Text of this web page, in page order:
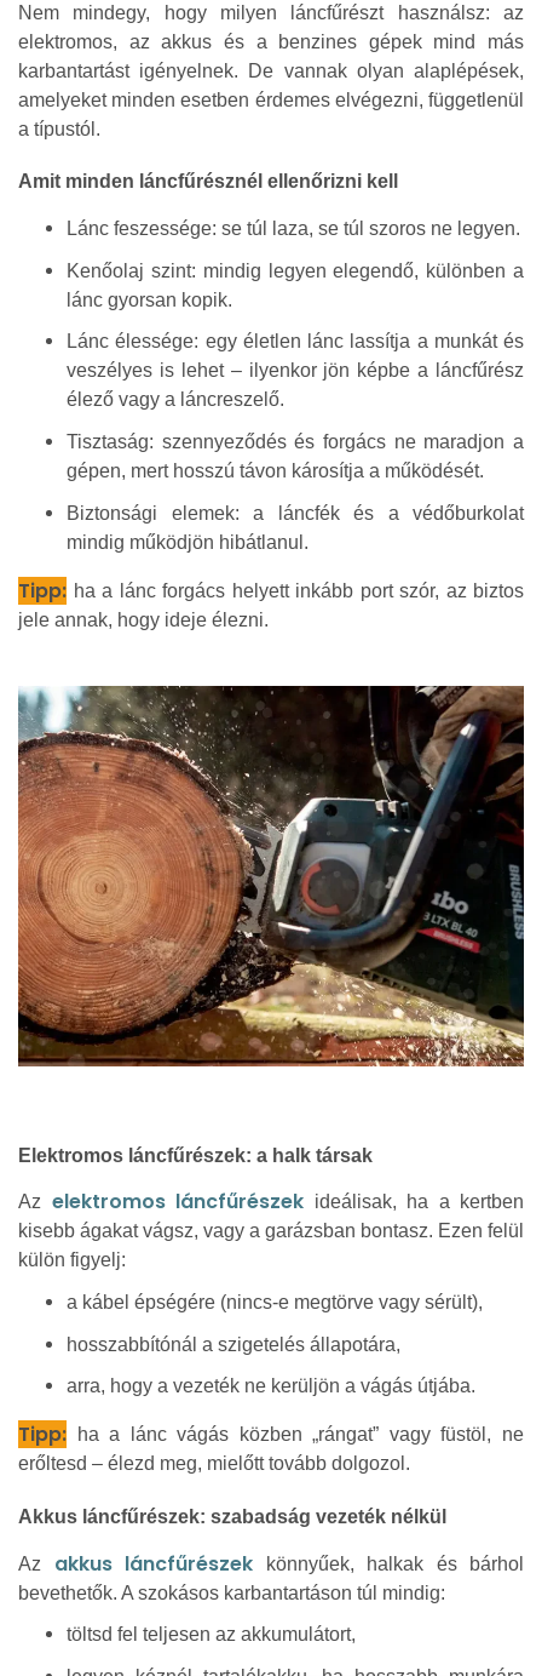
Nem mindegy, hogy milyen láncfűrészt használsz: az
elektromos, az akkus és a benzines gépek mind más
karbantartást igényelnek. De vannak olyan alaplépések,
amelyeket minden esetben érdemes elvégezni, függetlenül
a típustól.
Amit minden láncfűrésznél ellenőrizni kell
Lánc feszessége: se túl laza, se túl szoros ne legyen.
Kenőolaj szint: mindig legyen elegendő, különben a
lánc gyorsan kopik.
Lánc élessége: egy életlen lánc lassítja a munkát és
veszélyes is lehet – ilyenkor jön képbe a láncfűrész
élező vagy a láncreszelő.
Tisztaság: szennyeződés és forgács ne maradjon a
gépen, mert hosszú távon károsítja a működését.
Biztonsági elemek: a láncfék és a védőburkolat
mindig működjön hibátlanul.
Tipp: ha a lánc forgács helyett inkább port szór, az biztos
jele annak, hogy ideje élezni.
Elektromos láncfűrészek: a halk társak
Az elektromos láncfűrészek ideálisak, ha a kertben
kisebb ágakat vágsz, vagy a garázsban bontasz. Ezen felül
külön figyelj:
a kábel épségére (nincs-e megtörve vagy sérült),
hosszabbítónál a szigetelés állapotára,
arra, hogy a vezeték ne kerüljön a vágás útjába.
Tipp: ha a lánc vágás közben „rángat” vagy füstöl, ne
erőltesd – élezd meg, mielőtt tovább dolgozol.
Akkus láncfűrészek: szabadság vezeték nélkül
Az akkus láncfűrészek könnyűek, halkak és bárhol
bevethetők. A szokásos karbantartáson túl mindig:
töltsd fel teljesen az akkumulátort,